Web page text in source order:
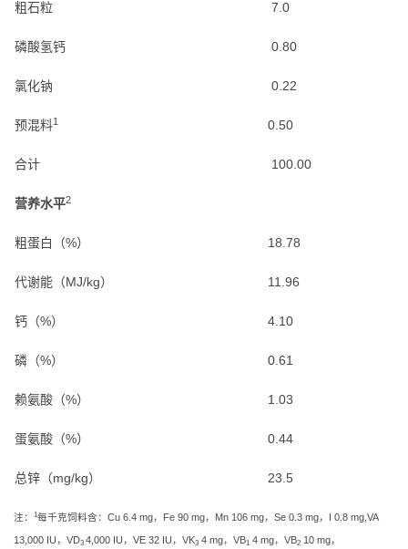
粗石粒 7.0
磷酸氢钙 0.80
氯化钠 0.22
预混料1 0.50
合计 100.00
营养水平2
粗蛋白（%） 18.78
代谢能（MJ/kg） 11.96
钙（%） 4.10
磷（%） 0.61
赖氨酸（%） 1.03
蛋氨酸（%） 0.44
总锌（mg/kg） 23.5
注： 1每千克饲料含：Cu 6.4 mg，Fe 90 mg，Mn 106 mg，Se 0.3 mg，I 0.8 mg,VA
13,000 IU，VD3 4,000 IU，VE 32 IU，VK3 4 mg，VB1 4 mg，VB2 10 mg，